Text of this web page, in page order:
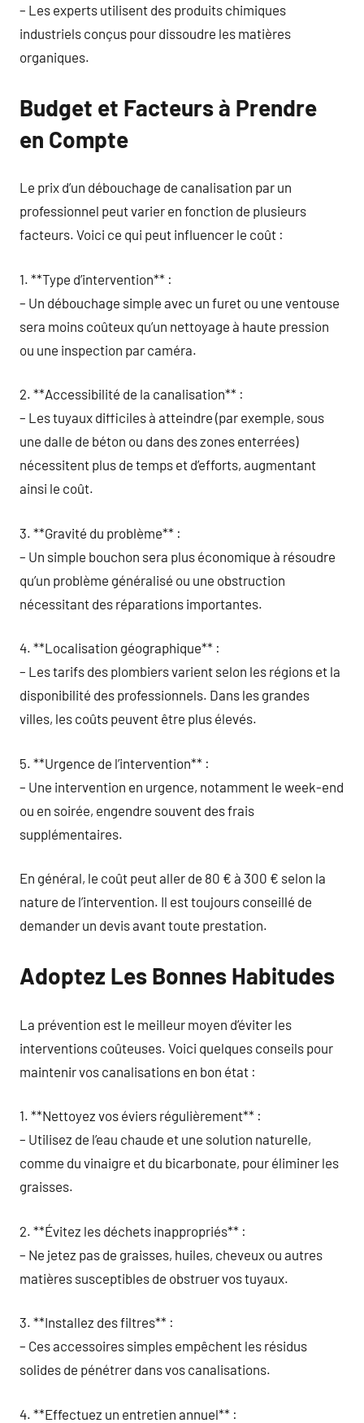
– Les experts utilisent des produits chimiques
industriels conçus pour dissoudre les matières
organiques.
Budget et Facteurs à Prendre
en Compte
Le prix d’un débouchage de canalisation par un
professionnel peut varier en fonction de plusieurs
facteurs. Voici ce qui peut influencer le coût :
1. **Type d’intervention** :
– Un débouchage simple avec un furet ou une ventouse
sera moins coûteux qu’un nettoyage à haute pression
ou une inspection par caméra.
2. **Accessibilité de la canalisation** :
– Les tuyaux difficiles à atteindre (par exemple, sous
une dalle de béton ou dans des zones enterrées)
nécessitent plus de temps et d’efforts, augmentant
ainsi le coût.
3. **Gravité du problème** :
– Un simple bouchon sera plus économique à résoudre
qu’un problème généralisé ou une obstruction
nécessitant des réparations importantes.
4. **Localisation géographique** :
– Les tarifs des plombiers varient selon les régions et la
disponibilité des professionnels. Dans les grandes
villes, les coûts peuvent être plus élevés.
5. **Urgence de l’intervention** :
– Une intervention en urgence, notamment le week-end
ou en soirée, engendre souvent des frais
supplémentaires.
En général, le coût peut aller de 80 € à 300 € selon la
nature de l’intervention. Il est toujours conseillé de
demander un devis avant toute prestation.
Adoptez Les Bonnes Habitudes
La prévention est le meilleur moyen d’éviter les
interventions coûteuses. Voici quelques conseils pour
maintenir vos canalisations en bon état :
1. **Nettoyez vos éviers régulièrement** :
– Utilisez de l’eau chaude et une solution naturelle,
comme du vinaigre et du bicarbonate, pour éliminer les
graisses.
2. **Évitez les déchets inappropriés** :
– Ne jetez pas de graisses, huiles, cheveux ou autres
matières susceptibles de obstruer vos tuyaux.
3. **Installez des filtres** :
– Ces accessoires simples empêchent les résidus
solides de pénétrer dans vos canalisations.
4. **Effectuez un entretien annuel** :